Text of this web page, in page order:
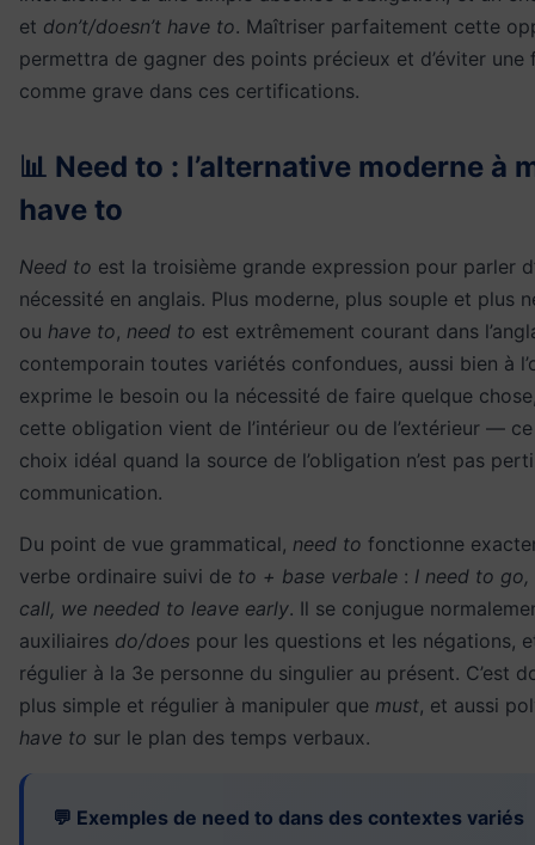
et don’t/doesn’t have to. Maîtriser parfaitement cette
permettra de gagner des points précieux et d’éviter une
comme grave dans ces certifications.
📊 Need to : l’alternative moderne à
have to
Need to est la troisième grande expression pour parler
nécessité en anglais. Plus moderne, plus souple et plus
ou have to, need to est extrêmement courant dans
contemporain toutes variétés confondues, aussi bien à
exprime le besoin ou la nécessité de faire quelque
cette obligation vient de l’intérieur ou de l’extérieur —
choix idéal quand la source de l’obligation n’est pas
communication.
Du point de vue grammatical, need to fonctionne
verbe ordinaire suivi de to + base verbale : I need to
call, we needed to leave early. Il se conjugue
auxiliaires do/does pour les questions et les négations,
régulier à la 3e personne du singulier au présent. C’est
plus simple et régulier à manipuler que must, et aussi
have to sur le plan des temps verbaux.
💬 Exemples de need to dans des contextes variés